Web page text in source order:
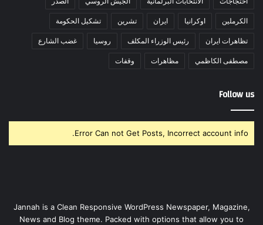
الكرملين اوكرانيا ايران تشرين تشكيل الحكومة
تظاهرات ايران رئيس الوزراء المكلف روسيا غضب الشارع
مصطفى الكاظمي مظاهرات وقفات
Follow us
Error Can not Get Posts, Incorrect account info.
Jannah is a Clean Responsive WordPress Newspaper, Magazine,
News and Blog theme. Packed with options that allow you to